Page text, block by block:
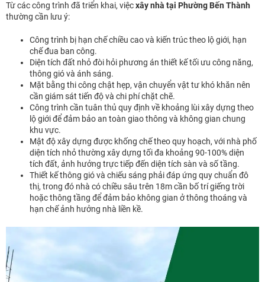
Từ các công trình đã triển khai, việcxây nhà tại Phường Bến Thành
thường cần lưu ý:
Công trình bị hạn chế chiều cao và kiến trúc theo lộ giới, hạn
chế đua ban công.
Diện tích đất nhỏ đòi hỏi phương án thiết kế tối ưu công năng,
thông gió và ánh sáng.
Mặt bằng thi công chật hẹp, vận chuyển vật tư khó khăn nên
cần giám sát tiến độ và chi phí chặt chẽ.
Công trình cần tuân thủ quy định về khoảng lùi xây dựng theo
lộ giới để đảm bảo an toàn giao thông và không gian chung
khu vực.
Mật độ xây dựng được khống chế theo quy hoạch, với nhà phố
diện tích nhỏ thường xây dựng tối đa khoảng 90-100% diện
tích đất, ảnh hưởng trực tiếp đến diện tích sàn và số tầng.
Thiết kế thông gió và chiếu sáng phải đáp ứng quy chuẩn đô
thị, trong đó nhà có chiều sâu trên 18m cần bố trí giếng trời
hoặc thông tầng để đảm bảo không gian ở thông thoáng và
hạn chế ảnh hưởng nhà liền kề.